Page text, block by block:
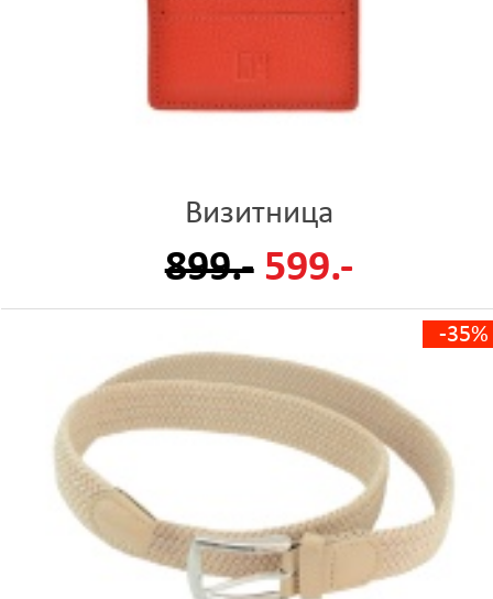
Визитница
899.- 599.-
-35%